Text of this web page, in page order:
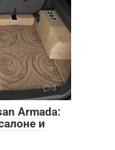
0
Armada:
и